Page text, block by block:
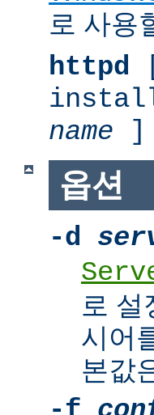
로 사용
httpd
name ]
옵션
-d
로
시어
본값